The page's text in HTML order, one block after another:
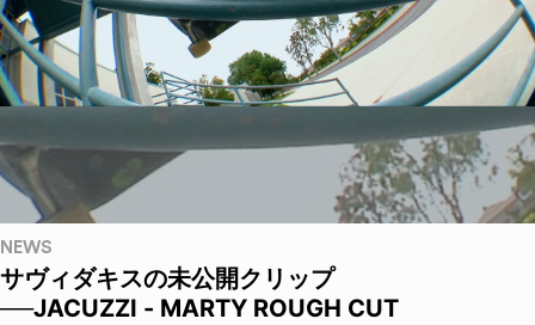
NEWS
サヴィダキスの未公開クリップ
──JACUZZI - MARTY ROUGH CUT